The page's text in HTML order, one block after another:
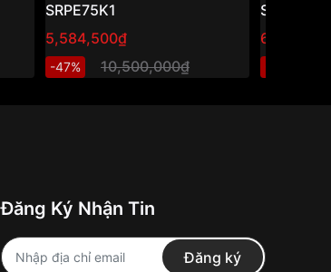
SRPE75K1
5,584,500₫
-47% 10,500,000₫
SRPD61K1
Đăng Ký Nhận Tin
Đăng ký